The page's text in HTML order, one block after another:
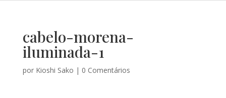
cabelo-morena-
iluminada-1
por Kioshi Sako | 0 Comentários